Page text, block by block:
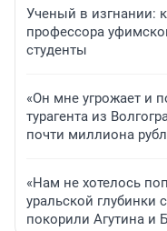
Ученый в изгнании:
профессора
студенты
«Он мне угрожает и
турагента из
почти миллиона
«Нам не хотелось
уральской глубинки
покорили Агутина и